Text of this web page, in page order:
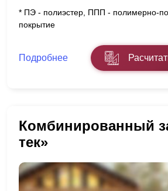
* ПЭ - полиэстер, ППП - полимерно-
покрытие
Подробнее
Комбинированный
тек»